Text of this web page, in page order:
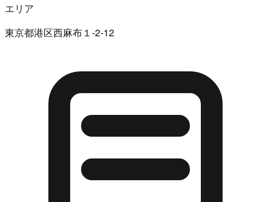
エリア
東京都港区西麻布１-2-12